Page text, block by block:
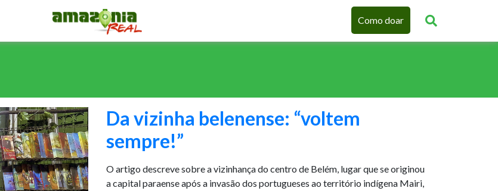
Como doar
Da vizinha belenense: “voltem
sempre!”
O artigo descreve sobre a vizinhança do centro de Belém, lugar que se originou
a capital paraense após a invasão dos portugueses ao território indígena Mairi,